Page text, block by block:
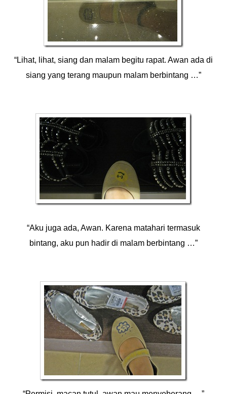
“Lihat, lihat, siang dan malam begitu rapat. Awan ada di
siang yang terang maupun malam berbintang …”
“Aku juga ada, Awan. Karena matahari termasuk
bintang, aku pun hadir di malam berbintang …”